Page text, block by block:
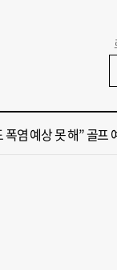
우성향 단체 '신남성
폭염 예상 못 해” 골프
산’ 식히려면 꽉 막힌